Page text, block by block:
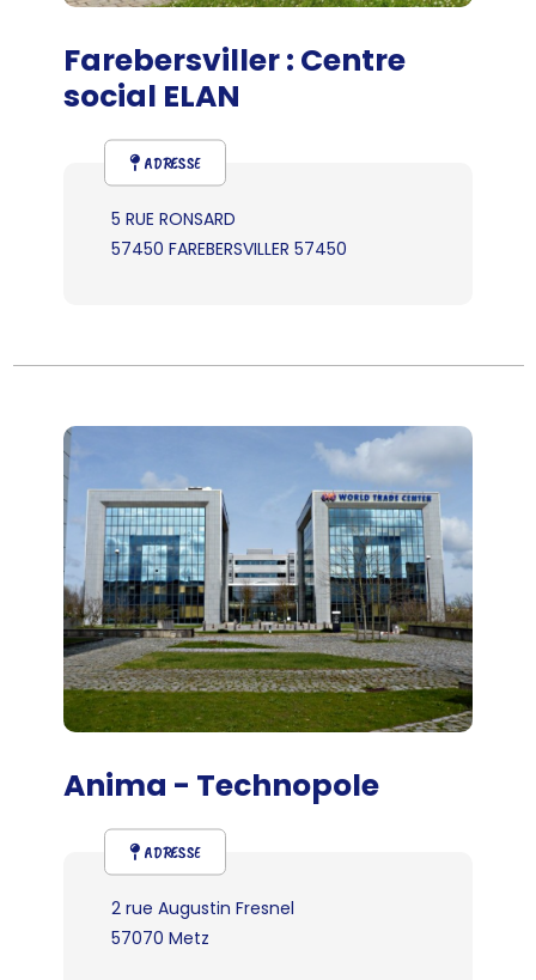
Farebersviller : Centre
social ELAN
ADRESSE
5 RUE RONSARD
57450 FAREBERSVILLER 57450
Anima - Technopole
ADRESSE
2 rue Augustin Fresnel
57070 Metz